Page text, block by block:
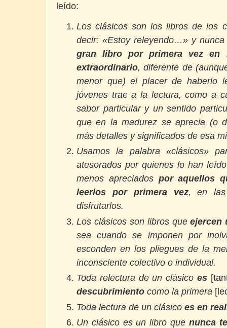
leído:
Los clásicos son los libros de los
decir: «Estoy releyendo…» y
gran libro por primera vez en
extraordinario, diferente de
menor que) el placer de haberlo
jóvenes trae a la lectura, como a
sabor particular y un sentido
que en la madurez se aprecia (o
más detalles y significados de esa
Usamos la palabra «clásicos»
atesorados por quienes lo han
menos apreciados por aquellos
leerlos por primera vez, en las
disfrutarlos.
Los clásicos son libros queejercen
sea cuando se imponen por
esconden en los pliegues de la
inconsciente colectivo o individual.
Toda relectura de un clásicoes
descubrimiento como la primera
Toda lectura de un clásico es en
Un clásico es un libro que nunca